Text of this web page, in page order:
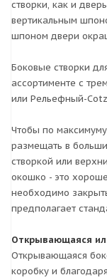
створки, как и
вертикальным
шпоном двери
Боковые створки
ассортименте с
или Рельефный-
Чтобы по
размещать в
створкой или
окошко - это
необходимо
предполагает
Открывающаяся
Открывающаяся
коробку и